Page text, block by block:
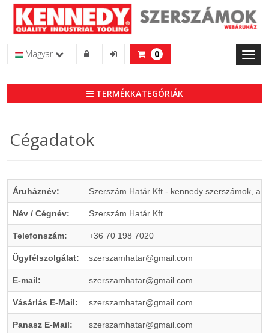
Magyar 0
TERMÉKKATEGÓRIÁK
Cégadatok
Áruháznév: Szerszám Határ Kft - kennedy szerszámok,
Név / Cégnév: Szerszám Határ Kft.
Telefonszám: +36 70 198 7020
Ügyfélszolgálat: szerszamhatar@gmail.com
E-mail: szerszamhatar@gmail.com
Vásárlás E-Mail: szerszamhatar@gmail.com
Panasz E-Mail: szerszamhatar@gmail.com